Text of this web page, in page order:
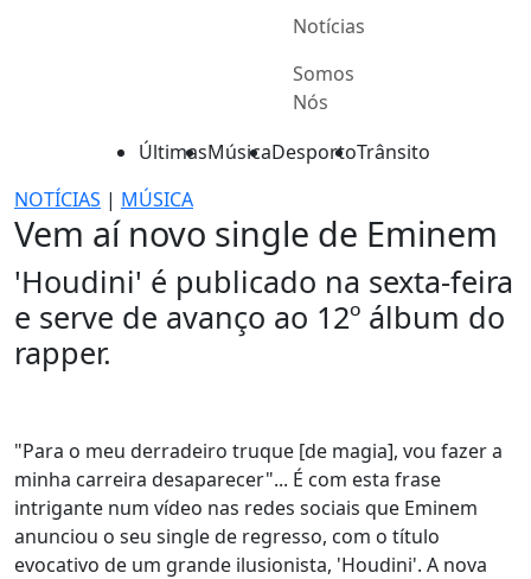
Notícias
Somos
Nós
ÚltimasMúsicaDesportoTrânsito
NOTÍCIAS | MÚSICA
Vem aí novo single de Eminem
'Houdini' é publicado na sexta-feira
e serve de avanço ao 12º álbum do
rapper.
"Para o meu derradeiro truque [de magia], vou fazer a
minha carreira desaparecer"... É com esta frase
intrigante num vídeo nas redes sociais que Eminem
anunciou o seu single de regresso, com o título
evocativo de um grande ilusionista, 'Houdini'. A nova